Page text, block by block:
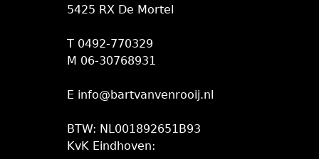
5425 RX De Mortel
T 0492-770329
M 06-30768931
E info@bartvanvenrooij.nl
BTW: NL001892651B93
KvK Eindhoven: